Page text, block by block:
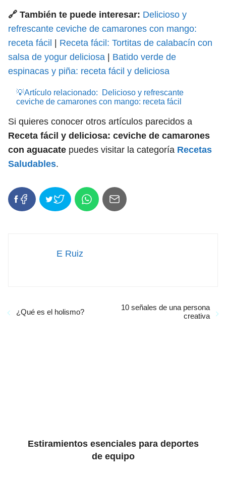
🔗 También te puede interesar: Delicioso y
refrescante ceviche de camarones con mango:
receta fácil
Receta fácil: Tortitas de calabacín con
salsa de yogur deliciosa
Batido verde de
espinacas y piña: receta fácil y deliciosa
💡Artículo relacionado:
Delicioso y refrescante
ceviche de camarones con mango: receta fácil
Si quieres conocer otros artículos parecidos a
Receta fácil y deliciosa: ceviche de camarones
con aguacate puedes visitar la categoría Recetas
Saludables.
E Ruiz
¿Qué es el holismo?
10 señales de una persona
creativa
Estiramientos esenciales para deportes
de equipo